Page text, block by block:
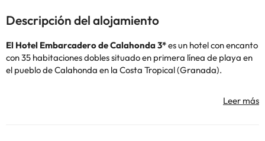
Descripción del alojamiento
El Hotel Embarcadero de Calahonda 3*es un hotel con encanto
con 35 habitaciones dobles situado en primera línea de playa en
el pueblo de Calahonda en la Costa Tropical (Granada).
Un entorno de aguas cristalinas, playa resguardada por una la
cala natural, un área de amarres para embarcaciones y los